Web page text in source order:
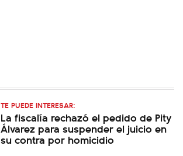
TE PUEDE INTERESAR:
La fiscalía rechazó el pedido de Pity
Álvarez para suspender el juicio en
su contra por homicidio